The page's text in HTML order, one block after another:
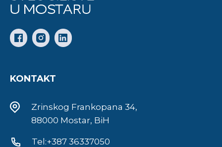
KONTAKT
Zrinskog Frankopana 34,
88000 Mostar, BiH
Tel:+387 36337050